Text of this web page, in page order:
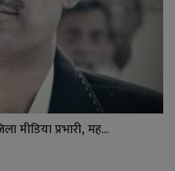
मीडिया प्रभारी, मह...